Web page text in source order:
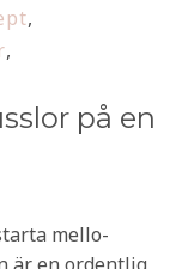
,
,
på en
mello-